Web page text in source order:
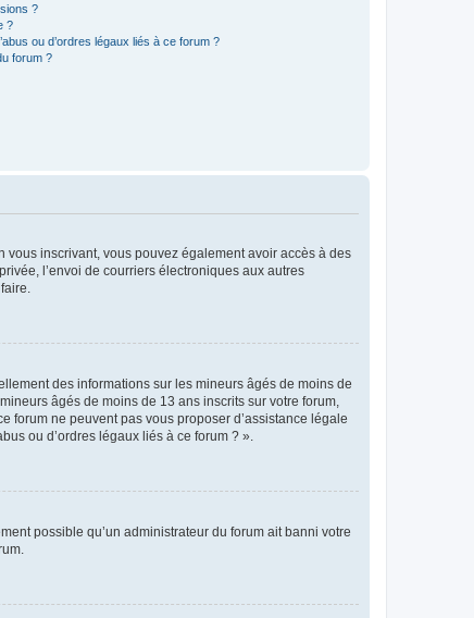
?
?
ou d’ordres légaux liés à ce forum ?
forum ?
vous inscrivant, vous pouvez également avoir accès à des
l’envoi de courriers électroniques aux autres
des informations sur les mineurs âgés de moins de
âgés de moins de 13 ans inscrits sur votre forum,
forum ne peuvent pas vous proposer d’assistance légale
ou d’ordres légaux liés à ce forum ? ».
possible qu’un administrateur du forum ait banni votre